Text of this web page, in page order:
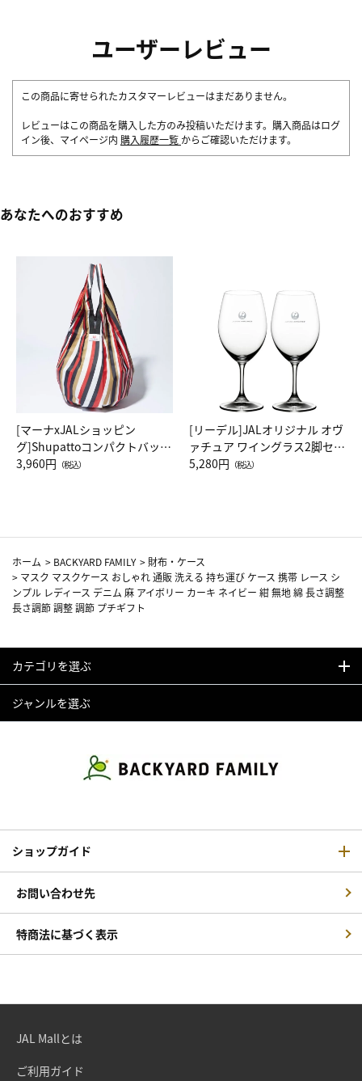
ユーザーレビュー
この商品に寄せられたカスタマーレビューはまだありません。
レビューはこの商品を購入した方のみ投稿いただけます。購入商品はログ
イン後、マイページ内 購入履歴一覧 からご確認いただけます。
あなたへのおすすめ
[マーナxJALショッピン
グ]Shupattoコンパクトバッグ
Drop JAL客室乗務員（LC）ス
3,960円 （税込）
[リーデル]JALオリジナル オヴ
ァチュア ワイングラス2脚セッ
ト（レッドワイン）
5,280円 （税込）
ホーム > BACKYARD FAMILY > 財布・ケース
> マスク マスクケース おしゃれ 通販 洗える 持ち運び ケース 携帯 レース シ
ンプル レディース デニム 麻 アイボリー カーキ ネイビー 紺 無地 綿 長さ調整
長さ調節 調整 調節 プチギフト
カテゴリを選ぶ
ジャンルを選ぶ
ショップガイド
お問い合わせ先
特商法に基づく表示
JAL Mallとは
ご利用ガイド